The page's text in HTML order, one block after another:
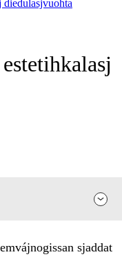
diedulasjvuohta
sjaddat